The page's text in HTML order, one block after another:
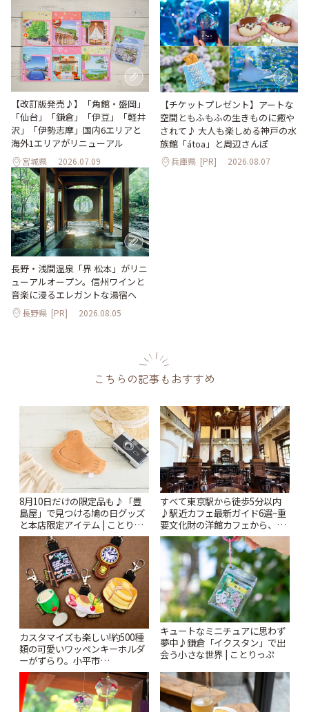
【改訂版発売♪】「角館・盛岡」
「仙台」「鎌倉」「伊豆」「軽井
沢」「伊勢志摩」国内6エリアと
海外1エリアがリニューアル
宮城県 2026.07.09
【チケットプレゼント】アートな
空間ともふもふの生きものに癒や
されて♪ 大人も楽しめる神戸の水
族館「átoa」と周辺さんぽ
兵庫県 [PR] 2026.08.07
長野・浅間温泉「界 松本」がリニ
ューアルオープン。信州ワインと
音楽に浸るエレガントな湯宿へ
長野県 [PR] 2026.08.05
こちらの記事もおすすめ
8月10日だけの限定品も♪「豊
島屋」で見つける鳩の日グッズ
と本店限定アイテム | ことりっ
ぷ
すべて東京駅から徒歩5分以内
♪駅近カフェ最新ガイド6選~重
要文化財の洋館カフェから、改
札すぐのレトロ喫茶まで~ | こと
りっぷ
カスタマイズも楽しい!約500種
類の可愛いワッペンキーホルダ
ーがずらり。小平市
「Kimamaya T&K」 | ことりっ
ぷ
キュートなミニチュアに思わず
夢中♪鎌倉「イクスタン」で出
会う小さな世界 | ことりっぷ